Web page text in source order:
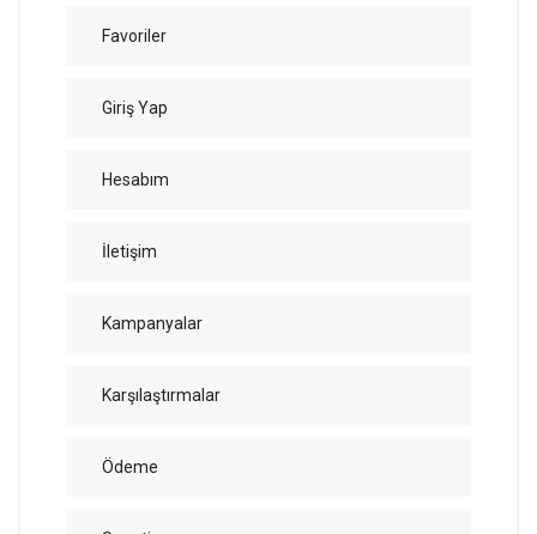
Favoriler
Giriş Yap
Hesabım
İletişim
Kampanyalar
Karşılaştırmalar
Ödeme